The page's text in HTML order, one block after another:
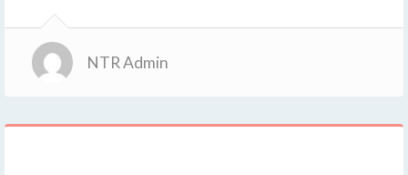
NTR Admin